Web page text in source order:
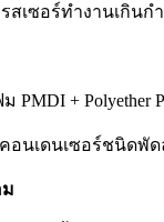
เซอร์ทำงานเกินก
PMDI + Polyether
อนเดนเซอร์ชนิดพั